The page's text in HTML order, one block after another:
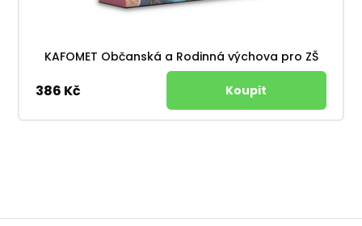
KAFOMET Občanská a Rodinná výchova pro ZŠ
386 Kč